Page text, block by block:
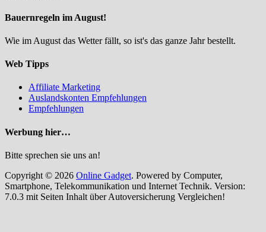
Bauernregeln im August!
Wie im August das Wetter fällt, so ist's das ganze Jahr bestellt.
Web Tipps
Affiliate Marketing
Auslandskonten Empfehlungen
Empfehlungen
Werbung hier…
Bitte sprechen sie uns an!
Copyright © 2026 Online Gadget. Powered by Computer,
Smartphone, Telekommunikation und Internet Technik. Version:
7.0.3 mit Seiten Inhalt über Autoversicherung Vergleichen!